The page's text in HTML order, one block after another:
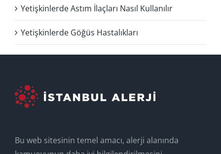
Yetişkinlerde Astım İlaçları Nasıl Kullanılır
Yetişkinlerde Göğüs Hastalıkları
Bu web sitesinin temel amacı, alerji alanında